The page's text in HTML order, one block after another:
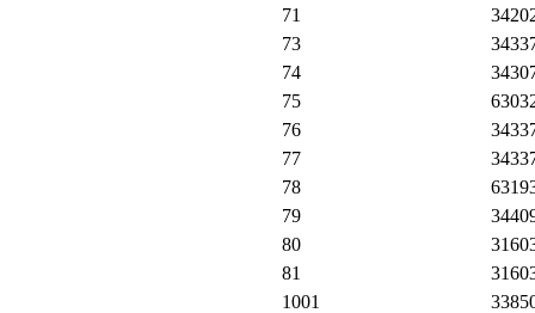
71
73
74
75
76
77
78
79
80
81
1001